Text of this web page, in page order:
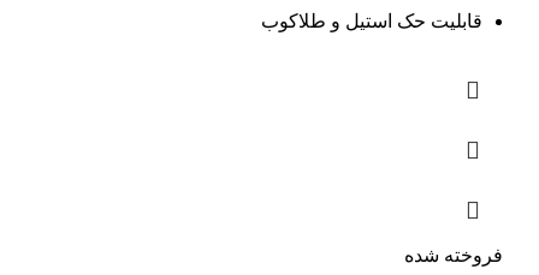
قابلیت حک استیل و طلاکوب
فروخته شده